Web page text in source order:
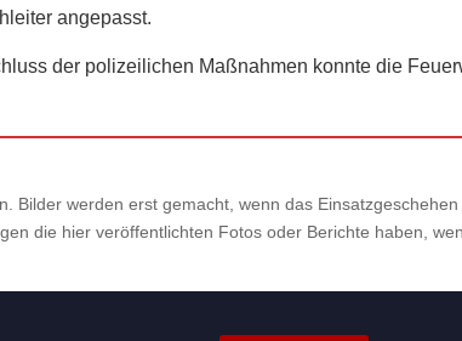
angepasst.
der polizeilichen Maßnahmen konnte die
Bilder werden erst gemacht, wenn das
die hier veröffentlichten Fotos oder Berichte haben,